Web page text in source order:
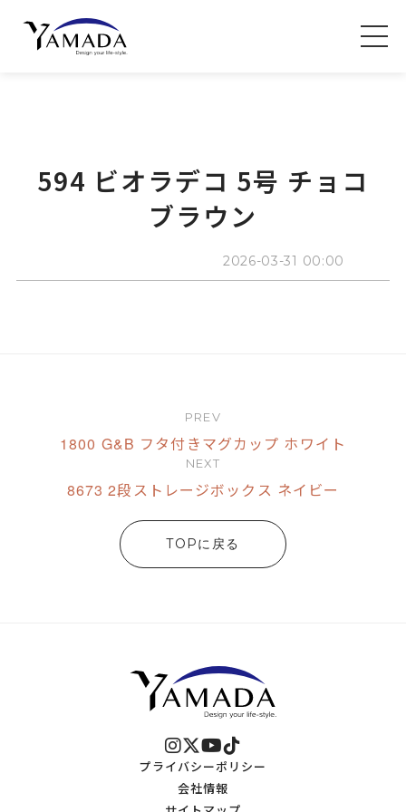
594 ビオラデコ 5号 チョコ
ブラウン
2026-03-31 00:00
PREV
1800 G&B フタ付きマグカップ ホワイト
NEXT
8673 2段ストレージボックス ネイビー
TOPに戻る
プライバシーポリシー
会社情報